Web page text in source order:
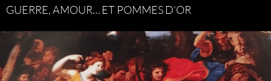
GUERRE, AMOUR… ET POMMES D’OR